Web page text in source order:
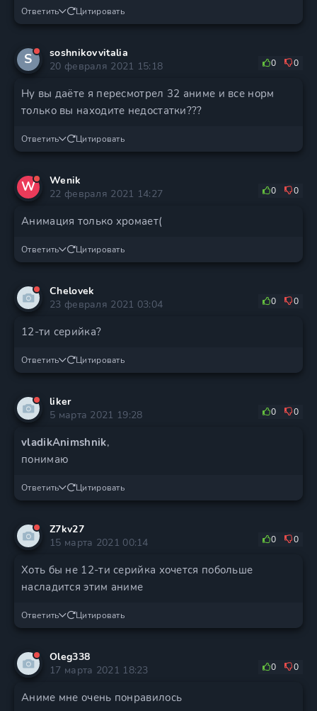
Ответить Цитировать
S
soshnikovvitalia
20 февраля 2021 15:18
0 0
Ну вы даёте я пересмотрел 32 аниме и все норм
только вы находите недостатки???
Ответить Цитировать
W
Wenik
22 февраля 2021 14:27
0 0
Анимация только хромает(
Ответить Цитировать
Chelovek
23 февраля 2021 03:04
0 0
12-ти серийка?
Ответить Цитировать
liker
5 марта 2021 19:28
0 0
vladikAnimshnik,
понимаю
Ответить Цитировать
Z7kv27
15 марта 2021 00:14
0 0
Хоть бы не 12-ти серийка хочется побольше
насладится этим аниме
Ответить Цитировать
Oleg338
17 марта 2021 18:23
0 0
Аниме мне очень понравилось